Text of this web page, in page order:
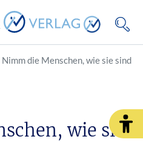
Nimm die Menschen, wie sie sind
wie sie